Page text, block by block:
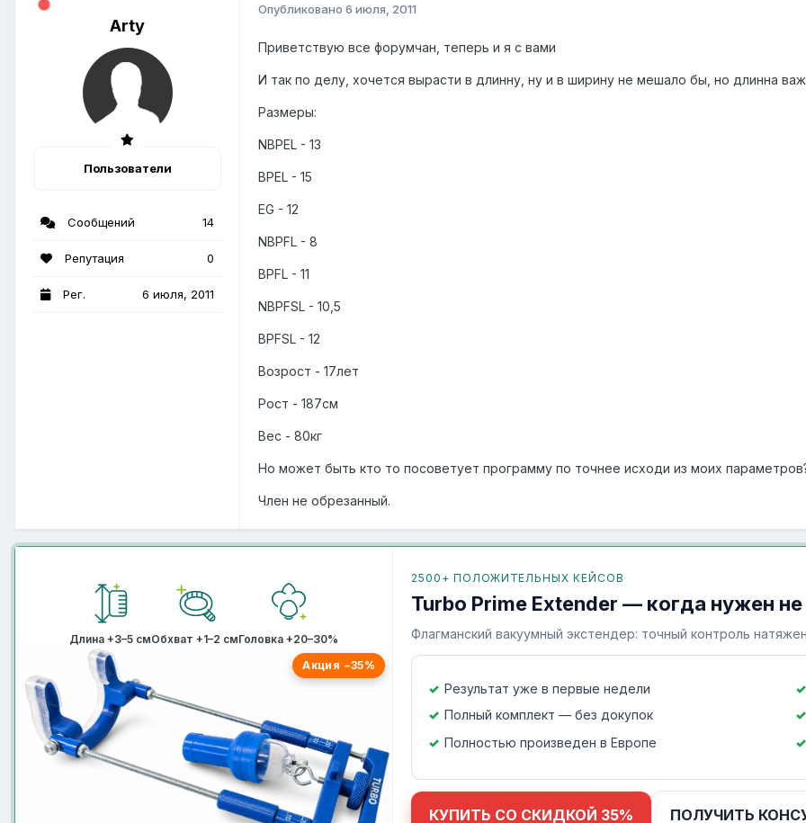
Arty
Пользователи
Сообщений 14
Репутация 0
Рег. 6 июля, 2011
Опубликовано 6 июля, 2011
Приветствую все форумчан, теперь и я с вами
И так по делу, хочется вырасти в длинну, ну и в ширину не мешало бы, но длинна
Размеры:
NBPEL - 13
BPEL - 15
EG - 12
NBPFL - 8
BPFL - 11
NBPFSL - 10,5
BPFSL - 12
Возрост - 17лет
Рост - 187см
Вес - 80кг
Но может быть кто то посоветует программу по точнее исходи из моих
Член не обрезанный.
Длина +3–5 смОбхват +1–2 смГоловка +20–30%
Акция −35%
2500+ ПОЛОЖИТЕЛЬНЫХ КЕЙСОВ
Turbo Prime Extender — когда нужен
Флагманский вакуумный экстендер: точный контроль
Результат уже в первые недели
Полный комплект — без докупок
Полностью произведен в Европе
КУПИТЬ СО СКИДКОЙ 35% ПОЛУЧИТЬ